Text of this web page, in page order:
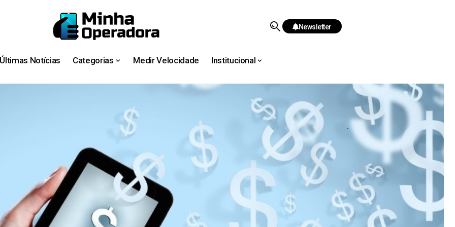
Newsletter
Últimas Notícias Categorias Medir Velocidade Institucional